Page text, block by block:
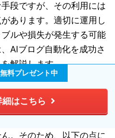
段ですが、その利用には
あります。適切に運用し
ルや損失が発生する可能
AIブログ自動化を成功さ
解説します。
る
。そのため、以下の点に
料プレゼント中
細はこちら